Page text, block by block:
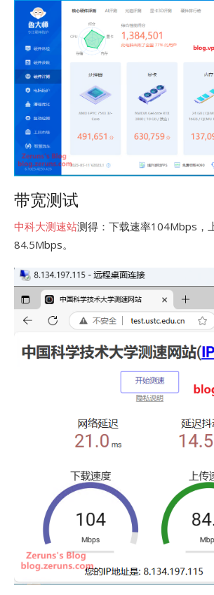
带宽测试
中科大测速站测得：下载速率104Mbps，
84.5Mbps。